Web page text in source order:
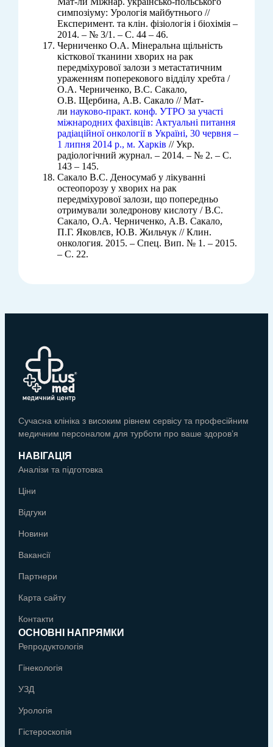
симпозіуму: Урологія майбутнього //
Експеримент. та клін. фізіологія і біохімія –
2014. – № 3/1. – С. 44 – 46.
Черниченко О.А. Мінеральна щільність
кісткової тканини хворих на рак
передміхурової залози з метастатичним
ураженням поперекового відділу хребта /
О.А. Черниченко, В.С. Сакало,
О.В. Щербина, А.В. Сакало // Мат-
ли науково-практ. конф. УТРО за участі
міжнародних фахівців: Актуальні питання
радіаційної онкології в Україні, 30 червня –
1 липня 2014 р., м. Харків // Укр.
радіологічний журнал. – 2014. – № 2. – С.
143 – 145.
Сакало В.С. Деносумаб у лікуванні
остеопорозу у хворих на рак
передміхурової залози, що попередньо
отримували золедронову кислоту / В.С.
Сакало, О.А. Черниченко, А.В. Сакало,
П.Г. Яковлєв, Ю.В. Жильчук // Клин.
онкология. 2015. – Спец. Вип. № 1. – 2015.
– С. 22.
Сучасна клініка з високим рівнем сервісу та професійним
медичним персоналом для турботи про ваше здоров’я
НАВІГАЦІЯ
Аналізи та підготовка
Ціни
Відгуки
Новини
Вакансії
Партнери
Карта сайту
Контакти
ОСНОВНІ НАПРЯМКИ
Репродуктологія
Гінекологія
УЗД
Урологія
Гістероскопія